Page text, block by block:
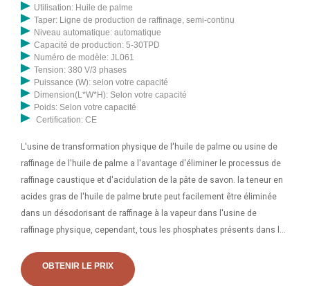
des sédiments, des matières odoriférantes et colorantes, des
phosphatides, des hydrocarbures, des traces de pesticides et métal
lourd, qui doit être raffiné pour la consommation humaine. Répertoire
commercial complet des fabricants de machines d’extraction d’huile,
des fournisseurs et des fournisseurs de machines d’extraction
d’huile comestible. exportateurs en Haïti ainsi que le profil de
l'entreprise. Gamme de prix des machines d'extraction d'huile
moulin à huile de soja Usine de moulin à huile de moutarde Usine de
moulin à huile de palmiste. Obtenir le prix
Utilisation: Huile de palme
Taper: Ligne de production de raffinage, semi-continu
Niveau automatique: automatique
Capacité de production: 5-30TPD
Numéro de modèle: JL061
Tension: 380 V/3 phases
Puissance (W): selon votre capacité
Dimension(L*W*H): Selon votre capacité
Poids: Selon votre capacité
Certification: CE
L'usine de transformation physique de l'huile de palme ou usine de
raffinage de l'huile de palme a l'avantage d'éliminer le processus de
raffinage caustique et d'acidulation de la pâte de savon. la teneur en
acides gras de l'huile de palme brute peut facilement être éliminée
dans un désodorisant de raffinage à la vapeur dans l'usine de
raffinage physique, cependant, tous les phosphates présents dans la
pour le raffinage à la vapeur. Une entreprise florissante dans ce
domaine, engagé dans la présentation d’une large gamme d’usines
OBTENIR LE PRIX